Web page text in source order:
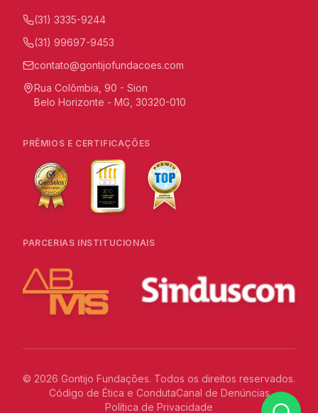
(31) 3335-9244
(31) 99697-9453
contato@gontijofundacoes.com
Rua Colômbia, 90 - Sion
Belo Horizonte - MG, 30320-010
PRÊMIOS E CERTIFICAÇÕES
PARCERIAS INSTITUCIONAIS
© 2026 Gontijo Fundações. Todos os direitos reservados.
Código de Ética e CondutaCanal de Denúncias
Política de Privacidade